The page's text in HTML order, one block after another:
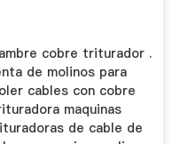
cobre triturador .
de molinos para
cables con cobre
maquinas
de cable de